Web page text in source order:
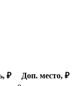
₽
Доп. место, ₽